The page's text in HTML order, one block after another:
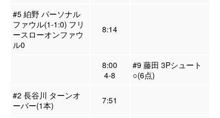
#5 絈野 パーソナル
ファウル(1-1:0) フリ
ースローオンファウ
ル0
8:14
8:00
4-8
#9 藤田 3Pシュート
○(6点)
#2 長谷川 ターンオ
ーバー(1本)
7:51